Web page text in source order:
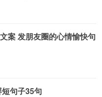
案 发朋友圈的心情愉快句
句子35句